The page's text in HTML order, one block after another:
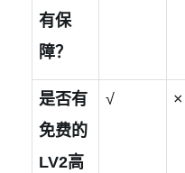
有保
障？
是否有
免费的
LV2高
√ ×